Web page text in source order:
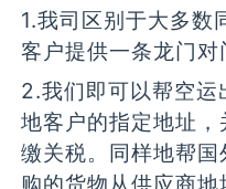
1.我司区别于大多数
客户提供一条龙门
2.我们即可以帮空运
地客户的指定地址
缴关税。同样地帮
购的货物从供应商